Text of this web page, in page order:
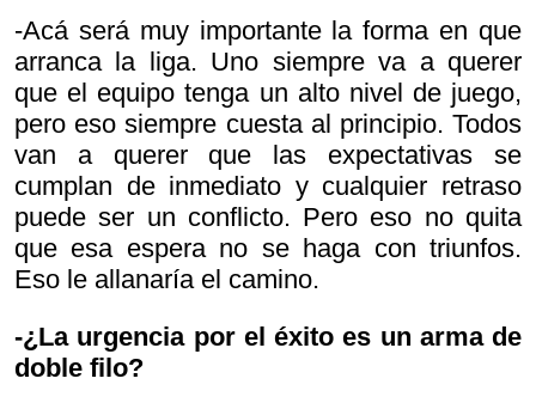
-Acá será muy importante la forma en que
arranca la liga. Uno siempre va a querer
que el equipo tenga un alto nivel de juego,
pero eso siempre cuesta al principio. Todos
van a querer que las expectativas se
cumplan de inmediato y cualquier retraso
puede ser un conflicto. Pero eso no quita
que esa espera no se haga con triunfos.
Eso le allanaría el camino.
-¿La urgencia por el éxito es un arma de
doble filo?